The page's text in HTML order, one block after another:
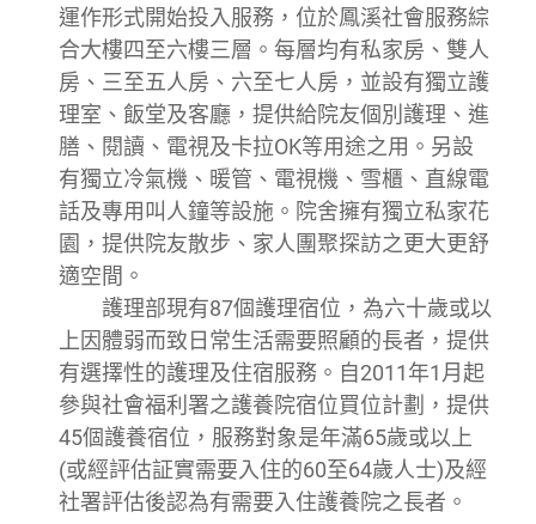
運作形式開始投入服務，位於鳳溪社會服務綜
合大樓四至六樓三層。每層均有私家房、雙人
房、三至五人房、六至七人房，並設有獨立護
理室、飯堂及客廳，提供給院友個別護理、進
膳、閱讀、電視及卡拉OK等用途之用。另設
有獨立冷氣機、暖管、電視機、雪櫃、直線電
話及專用叫人鐘等設施。院舍擁有獨立私家花
園，提供院友散步、家人團聚探訪之更大更舒
適空間。
護理部現有87個護理宿位，為六十歲或以
上因體弱而致日常生活需要照顧的長者，提供
有選擇性的護理及住宿服務。自2011年1月起
參與社會福利署之護養院宿位買位計劃，提供
45個護養宿位，服務對象是年滿65歲或以上
(或經評估証實需要入住的60至64歲人士)及經
社署評估後認為有需要入住護養院之長者。